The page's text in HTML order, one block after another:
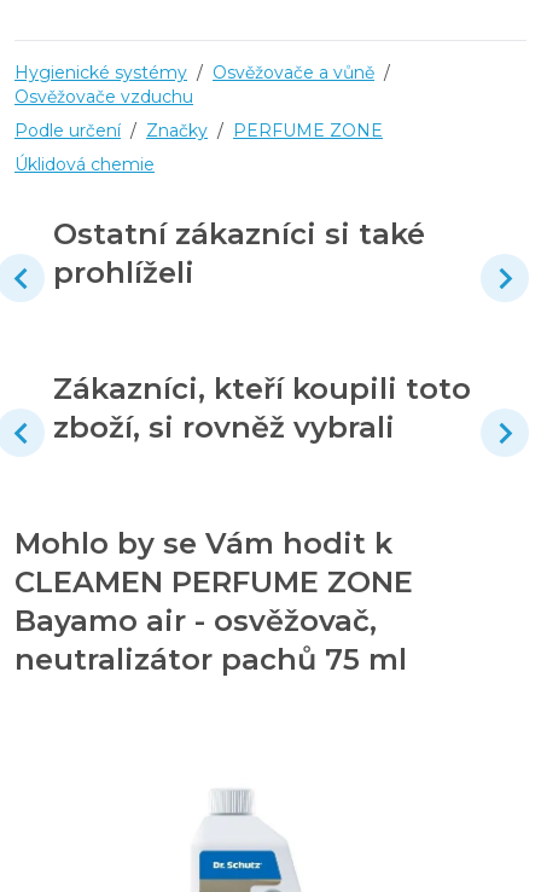
Hygienické systémy / Osvěžovače a vůně /
Osvěžovače vzduchu
Podle určení / Značky / PERFUME ZONE
Úklidová chemie
Ostatní zákazníci si také
prohlíželi
Zákazníci, kteří koupili toto
zboží, si rovněž vybrali
Mohlo by se Vám hodit k
CLEAMEN PERFUME ZONE
Bayamo air - osvěžovač,
neutralizátor pachů 75 ml